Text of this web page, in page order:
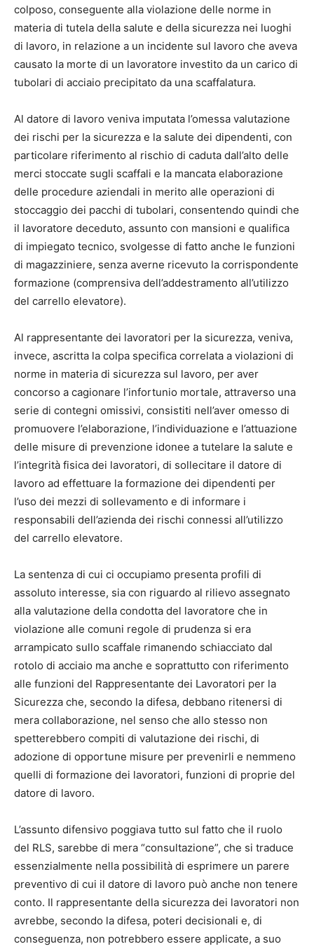
colposo, conseguente alla violazione delle norme in
materia di tutela della salute e della sicurezza nei luoghi
di lavoro, in relazione a un incidente sul lavoro che aveva
causato la morte di un lavoratore investito da un carico di
tubolari di acciaio precipitato da una scaffalatura.
Al datore di lavoro veniva imputata l’omessa valutazione
dei rischi per la sicurezza e la salute dei dipendenti, con
particolare riferimento al rischio di caduta dall’alto delle
merci stoccate sugli scaffali e la mancata elaborazione
delle procedure aziendali in merito alle operazioni di
stoccaggio dei pacchi di tubolari, consentendo quindi che
il lavoratore deceduto, assunto con mansioni e qualifica
di impiegato tecnico, svolgesse di fatto anche le funzioni
di magazziniere, senza averne ricevuto la corrispondente
formazione (comprensiva dell’addestramento all’utilizzo
del carrello elevatore).
Al rappresentante dei lavoratori per la sicurezza, veniva,
invece, ascritta la colpa specifica correlata a violazioni di
norme in materia di sicurezza sul lavoro, per aver
concorso a cagionare l’infortunio mortale, attraverso una
serie di contegni omissivi, consistiti nell’aver omesso di
promuovere l’elaborazione, l’individuazione e l’attuazione
delle misure di prevenzione idonee a tutelare la salute e
l’integrità fisica dei lavoratori, di sollecitare il datore di
lavoro ad effettuare la formazione dei dipendenti per
l’uso dei mezzi di sollevamento e di informare i
responsabili dell’azienda dei rischi connessi all’utilizzo
del carrello elevatore.
La sentenza di cui ci occupiamo presenta profili di
assoluto interesse, sia con riguardo al rilievo assegnato
alla valutazione della condotta del lavoratore che in
violazione alle comuni regole di prudenza si era
arrampicato sullo scaffale rimanendo schiacciato dal
rotolo di acciaio ma anche e soprattutto con riferimento
alle funzioni del Rappresentante dei Lavoratori per la
Sicurezza che, secondo la difesa, debbano ritenersi di
mera collaborazione, nel senso che allo stesso non
spetterebbero compiti di valutazione dei rischi, di
adozione di opportune misure per prevenirli e nemmeno
quelli di formazione dei lavoratori, funzioni di proprie del
datore di lavoro.
L’assunto difensivo poggiava tutto sul fatto che il ruolo
del RLS, sarebbe di mera “consultazione”, che si traduce
essenzialmente nella possibilità di esprimere un parere
preventivo di cui il datore di lavoro può anche non tenere
conto. Il rappresentante della sicurezza dei lavoratori non
avrebbe, secondo la difesa, poteri decisionali e, di
conseguenza, non potrebbero essere applicate, a suo